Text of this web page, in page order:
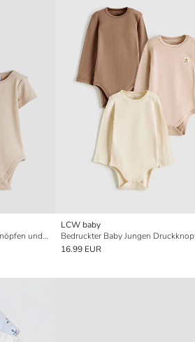
Baby Jungen Body mit Druckknöpfen und Rundhalsausschnitt 2er-Pack
LCW baby
16.99 EUR